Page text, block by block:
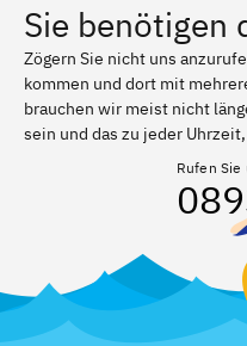
Sie benötigen
Zögern Sie nicht uns
kommen und dort mit
brauchen wir meist nicht
sein und das zu jeder
Rufen Sie